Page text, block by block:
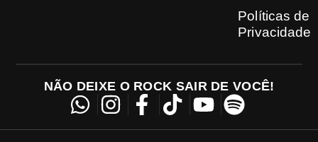
Políticas de
Privacidade
NÃO DEIXE O ROCK SAIR DE VOCÊ!